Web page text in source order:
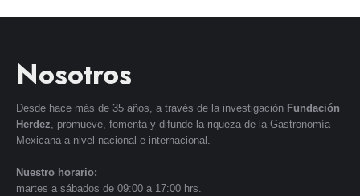
Nosotros
Desde hace más de 35 años, a través de la investigación Fundación
Herdez, promueve, fomenta y difunde la riqueza de la Gastronomía
Mexicana a nivel nacional e internacional.
Nuestro horario:
martes a sábados de 09:00 a 17:00 hrs.